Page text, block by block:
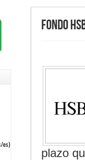
Fondo
plazo